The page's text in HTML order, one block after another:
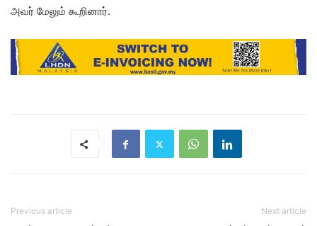
அவர் மேலும் கூறினார்.
Previous article Next article